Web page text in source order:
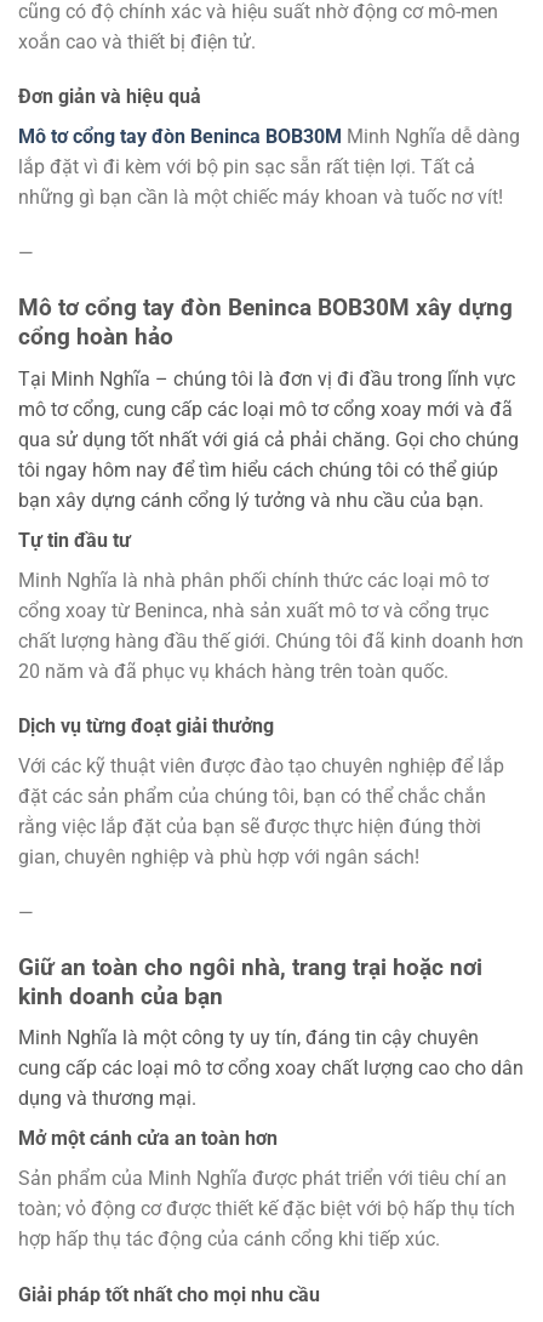
cũng có độ chính xác và hiệu suất nhờ động cơ mô-men
xoắn cao và thiết bị điện tử.
Đơn giản và hiệu quả
Mô tơ cổng tay đòn Beninca BOB30M Minh Nghĩa dễ dàng
lắp đặt vì đi kèm với bộ pin sạc sẵn rất tiện lợi. Tất cả
những gì bạn cần là một chiếc máy khoan và tuốc nơ vít!
—
Mô tơ cổng tay đòn Beninca BOB30M xây dựng
cổng hoàn hảo
Tại Minh Nghĩa – chúng tôi là đơn vị đi đầu trong lĩnh vực
mô tơ cổng, cung cấp các loại mô tơ cổng xoay mới và đã
qua sử dụng tốt nhất với giá cả phải chăng. Gọi cho chúng
tôi ngay hôm nay để tìm hiểu cách chúng tôi có thể giúp
bạn xây dựng cánh cổng lý tưởng và nhu cầu của bạn.
Tự tin đầu tư
Minh Nghĩa là nhà phân phối chính thức các loại mô tơ
cổng xoay từ Beninca, nhà sản xuất mô tơ và cổng trục
chất lượng hàng đầu thế giới. Chúng tôi đã kinh doanh hơn
20 năm và đã phục vụ khách hàng trên toàn quốc.
Dịch vụ từng đoạt giải thưởng
Với các kỹ thuật viên được đào tạo chuyên nghiệp để lắp
đặt các sản phẩm của chúng tôi, bạn có thể chắc chắn
rằng việc lắp đặt của bạn sẽ được thực hiện đúng thời
gian, chuyên nghiệp và phù hợp với ngân sách!
—
Giữ an toàn cho ngôi nhà, trang trại hoặc nơi
kinh doanh của bạn
Minh Nghĩa là một công ty uy tín, đáng tin cậy chuyên
cung cấp các loại mô tơ cổng xoay chất lượng cao cho dân
dụng và thương mại.
Mở một cánh cửa an toàn hơn
Sản phẩm của Minh Nghĩa được phát triển với tiêu chí an
toàn; vỏ động cơ được thiết kế đặc biệt với bộ hấp thụ tích
hợp hấp thụ tác động của cánh cổng khi tiếp xúc.
Giải pháp tốt nhất cho mọi nhu cầu